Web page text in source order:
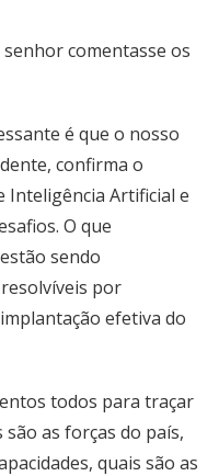
comentasse os
é que o nosso
confirma o
Inteligência Artificial e
O que
sendo
por
efetiva do
todos para traçar
as forças do país,
quais são as